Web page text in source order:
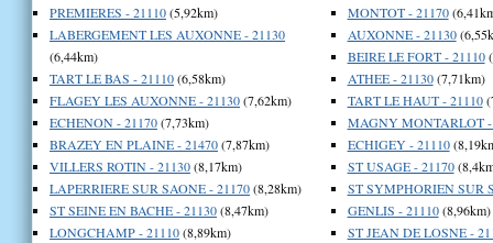
PREMIERES - 21110(5,92km)
LABERGEMENT LES AUXONNE - 21130
(6,44km)
TART LE BAS - 21110(6,58km)
FLAGEY LES AUXONNE - 21130(7,62km)
ECHENON - 21170(7,73km)
BRAZEY EN PLAINE - 21470(7,87km)
VILLERS ROTIN - 21130(8,17km)
LAPERRIERE SUR SAONE - 21170(8,28km)
ST SEINE EN BACHE - 21130(8,47km)
LONGCHAMP - 21110(8,89km)
MONTOT - 21170
AUXONNE - 21130
BEIRE LE FORT - 21110
ATHEE - 21130(7,71km)
TART LE HAUT - 21110
MAGNY MONTARLOT -
ECHIGEY - 21110
ST USAGE - 21170
ST SYMPHORIEN SUR
GENLIS - 21110(8,96km)
ST JEAN DE LOSNE -